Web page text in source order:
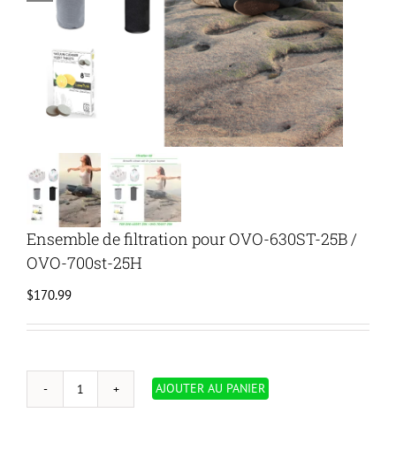
Ensemble de filtration pour OVO-630ST-25B /
OVO-700st-25H
$170.99
quantité
AJOUTER AU PANIER